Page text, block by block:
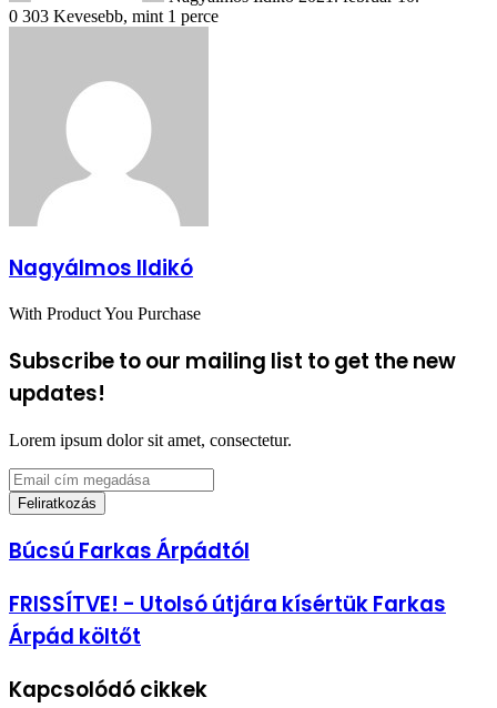
0 303 Kevesebb, mint 1 perce
Nagyálmos Ildikó
With Product You Purchase
Subscribe to our mailing list to get the new
updates!
Lorem ipsum dolor sit amet, consectetur.
Email
cím
megadása
Búcsú
Farkas
Búcsú Farkas Árpádtól
FRISSÍTVE!
-
Utolsó
Farkas
FRISSÍTVE! - Utolsó útjára kísértük Farkas
Árpád költőt
Kapcsolódó cikkek